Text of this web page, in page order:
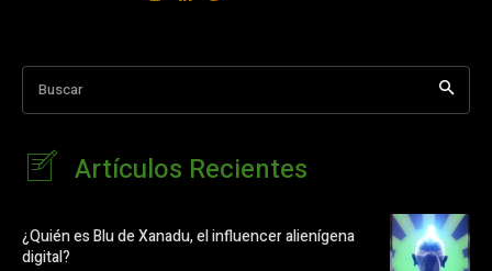
Buscar
Artículos Recientes
¿Quién es Blu de Xanadu, el influencer alienígena
digital?